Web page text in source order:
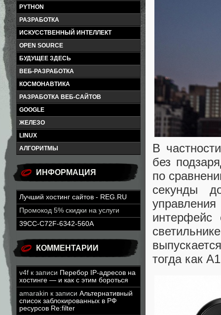
PYTHON
РАЗРАБОТКА
ИСКУССТВЕННЫЙ ИНТЕЛЛЕКТ
OPEN SOURCE
БУДУЩЕЕ ЗДЕСЬ
ВЕБ-РАЗРАБОТКА
КОСМОНАВТИКА
РАЗРАБОТКА ВЕБ-САЙТОВ
GOOGLE
ЖЕЛЕЗО
LINUX
АЛГОРИТМЫ
ИНФОРМАЦИЯ
Лучший хостинг сайтов - REG.RU
Промокод 5% скидки на услуги
39CC-C72F-6342-560A
КОММЕНТАРИИ
v4f к записи Перебор IP-адресов на
хостинге — и как с этим бороться
amarakin к записи Альтернативный
список заблокированных в РФ
ресурсов Re:filter
В
без
по
секунды
интерфейс
тогда как